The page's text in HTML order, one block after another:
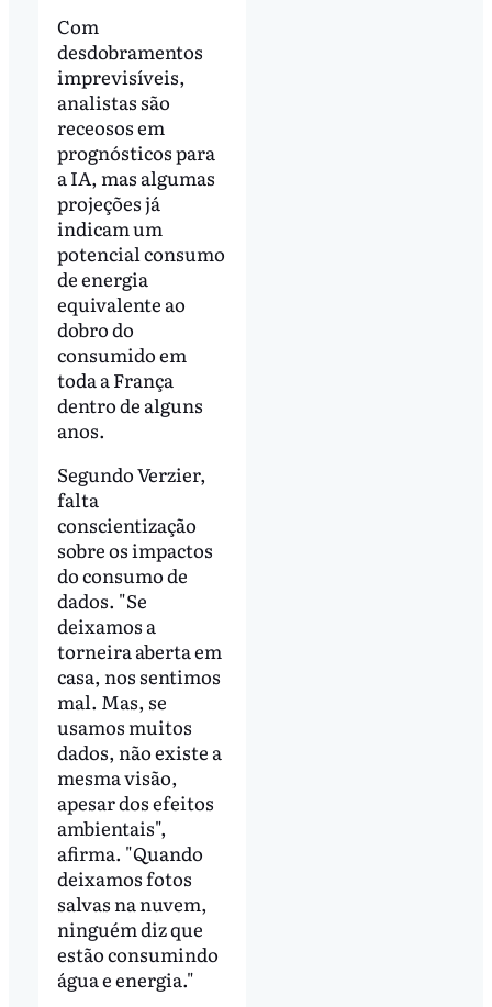
Com
desdobramentos
imprevisíveis,
analistas são
receosos em
prognósticos para
a IA, mas algumas
projeções já
indicam um
potencial consumo
de energia
equivalente ao
dobro do
consumido em
toda a França
dentro de alguns
anos.
Segundo Verzier,
falta
conscientização
sobre os impactos
do consumo de
dados. "Se
deixamos a
torneira aberta em
casa, nos sentimos
mal. Mas, se
usamos muitos
dados, não existe a
mesma visão,
apesar dos efeitos
ambientais",
afirma. "Quando
deixamos fotos
salvas na nuvem,
ninguém diz que
estão consumindo
água e energia."